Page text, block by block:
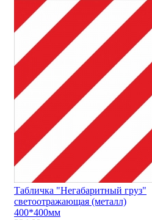
Табличка "Негабаритный груз"
светоотражающая (металл)
400*400мм